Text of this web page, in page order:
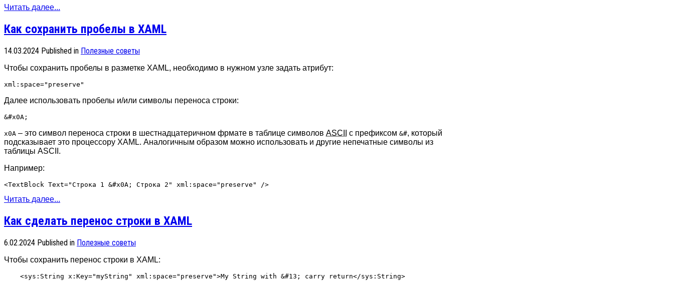
Читать далее...
Как сохранить пробелы в XAML
14.03.2024 Published in Полезные советы
Чтобы сохранить пробелы в разметке XAML, необходимо в нужном узле задать атрибут:
Далее использовать пробелы и/или символы переноса строки:
x0A – это символ переноса строки в шестнадцатеричном фрмате в таблице символов ASCII с префиксом &#, который
подсказывает это процессору XAML. Аналогичным образом можно использовать и другие непечатные символы из
таблицы ASCII.
Например:
Читать далее...
Как сделать перенос строки в XAML
6.02.2024 Published in Полезные советы
Чтобы сохранить перенос строки в XAML: